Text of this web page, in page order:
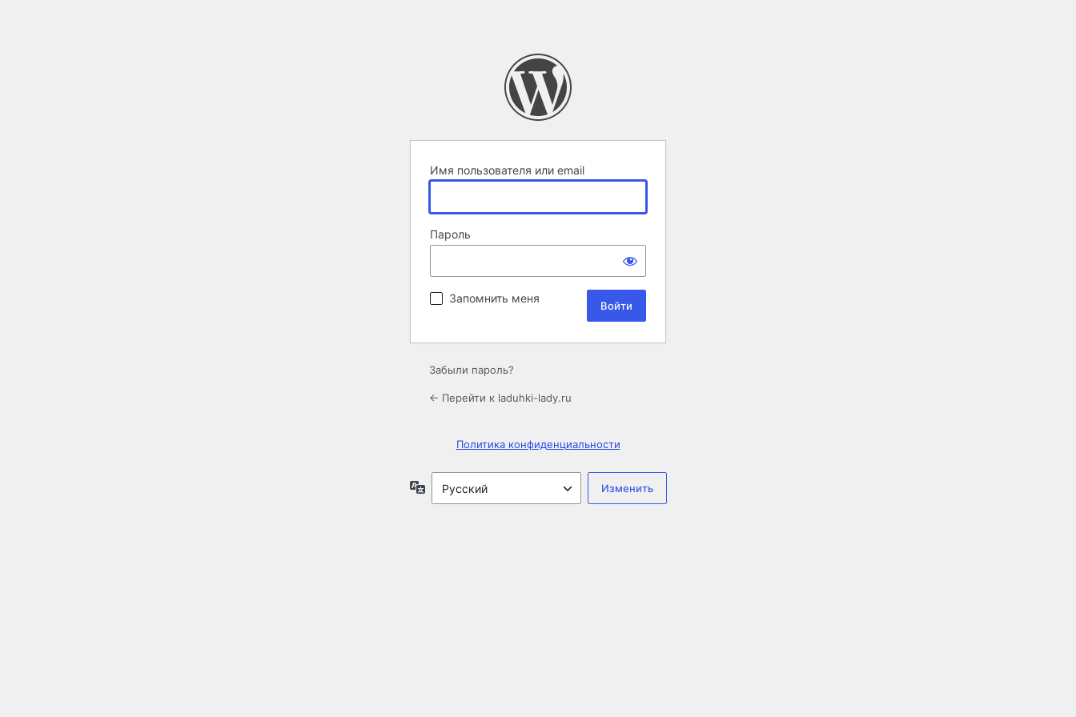
Имя пользователя или email
Пароль
Запомнить меня
Забыли пароль?
← Перейти к laduhki-lady.ru
Политика конфиденциальности
Язык